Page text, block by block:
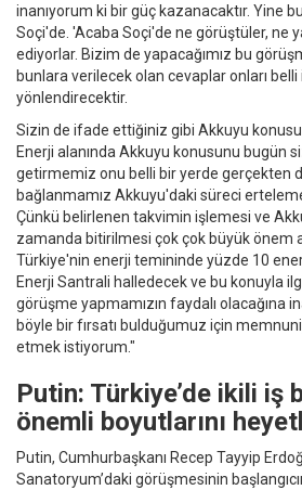
inanıyorum ki bir güç kazanacaktır. Yine
Soçi'de. 'Acaba Soçi'de ne görüştüler, ne
ediyorlar. Bizim de yapacağımız bu
bunlara verilecek olan cevaplar onları
yönlendirecektir.
Sizin de ifade ettiğiniz gibi Akkuyu
Enerji alanında Akkuyu konusunu bugün
getirmemiz onu belli bir yerde gerçekten
bağlanmamız Akkuyu'daki süreci
Çünkü belirlenen takvimin işlemesi ve
zamanda bitirilmesi çok çok büyük önem
Türkiye'nin enerji temininde yüzde 10
Enerji Santrali halledecek ve bu konuyla
görüşme yapmamızın faydalı olacağına
böyle bir fırsatı bulduğumuz için
etmek istiyorum."
Putin: Türkiye’de ikili iş
önemli boyutlarını
Putin, Cumhurbaşkanı Recep Tayyip
Sanatoryum’daki görüşmesinin